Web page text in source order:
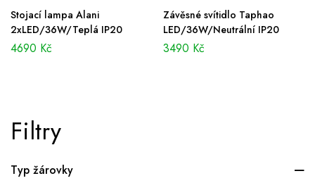
Filtry
Typ žárovky
Stojací lampa Alani
2xLED/36W/Teplá IP20
4690 Kč
Závěsné svítidlo Taphao
LED/36W/Neutrální IP20
3490 Kč